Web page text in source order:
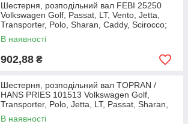
Шестерня, розподільний вал FEBI 25250
Volkswagen Golf, Passat, LT, Vento, Jetta,
Transporter, Polo, Sharan, Caddy, Scirocco;
Audi
В наявності
902,88 ₴
Шестерня, розподільний вал TOPRAN /
HANS PRIES 101513 Volkswagen Golf,
Transporter, Polo, Jetta, LT, Passat, Sharan,
Vento; Audi
В наявності